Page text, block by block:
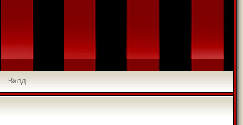
Вход